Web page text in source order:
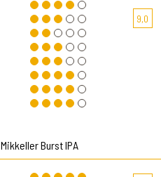
9,0
Mikkeller Burst IPA